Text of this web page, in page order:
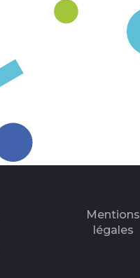
Mentions
légales